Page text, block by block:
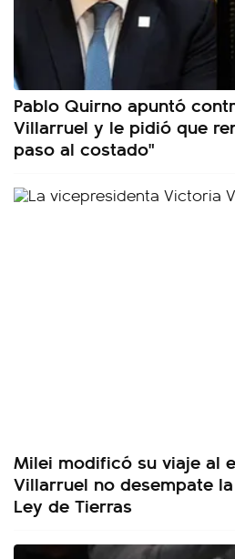
Pablo Quirno apuntó
Villarruel y le pidió que
paso al costado"
Milei modificó su viaje al
Villarruel no desempate
Ley de Tierras